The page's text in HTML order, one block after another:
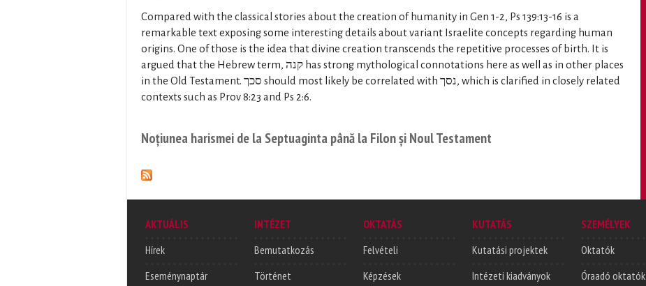
Compared with the classical stories about the creation of humanity in Gen 1-2, Ps 139:13-16 is a
remarkable text exposing some interesting details about variant Israelite concepts regarding human
origins. One of those is the idea that divine creation transcends the repetitive processes of birth. It is
argued that the Hebrew term, קנה has strong mythological connotations here as well as in other places
in the Old Testament. סכך should most likely be correlated with נסך, which is clarified in closely related
contexts such as Prov 8:23 and Ps 2:6.
Noțiunea harismei de la Septuaginta până la Filon și Noul Testament
AKTUÁLIS
Hírek
Eseménynaptár
INTÉZET
Bemutatkozás
Történet
OKTATÁS
Felvételi
Képzések
KUTATÁS
Kutatási projektek
Intézeti kiadványok
SZEMÉLYEK
Oktatók
Óraadó oktatók